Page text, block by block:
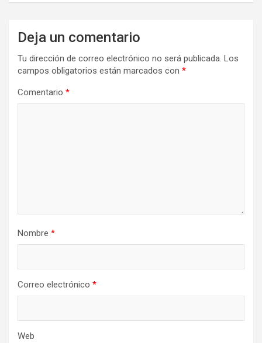
Deja un comentario
Tu dirección de correo electrónico no será publicada. Los
campos obligatorios están marcados con *
Comentario *
Nombre *
Correo electrónico *
Web